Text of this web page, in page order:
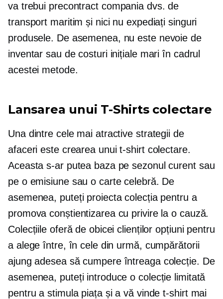
va trebui precontractcompania dvs. de
transport maritim și nici nu expediați singuri
produsele. De asemenea, nu este nevoie de
inventar sau de costuri inițiale mari în cadrul
acestei metode.
Lansarea unui T-Shirtscolectare
Una dintre cele mai atractive strategii de
afaceri este crearea unuit-shirtcolectare.
Aceasta s-ar putea baza pe sezonul curent sau
pe o emisiune sau o carte celebră. De
asemenea, puteți proiecta colecția pentru a
promova conștientizarea cu privire la o cauză.
Colecțiile oferă de obicei clienților opțiuni pentru
a alege între, în cele din urmă, cumpărătorii
ajung adesea să cumpere întreaga colecție. De
asemenea, puteți introduce o colecție limitată
pentru a stimula piața și a vă vindet-shirtmai